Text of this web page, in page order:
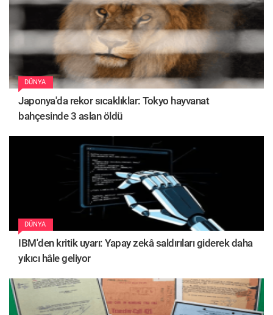
DÜNYA
Japonya'da rekor sıcaklıklar: Tokyo hayvanat
bahçesinde 3 aslan öldü
DÜNYA
IBM'den kritik uyarı: Yapay zekâ saldırıları giderek daha
yıkıcı hâle geliyor